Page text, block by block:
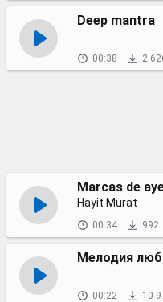
Deep mantra
00:38 2
Marcas de
Hayit Murat
00:34 992
Мелодия
00:22 10